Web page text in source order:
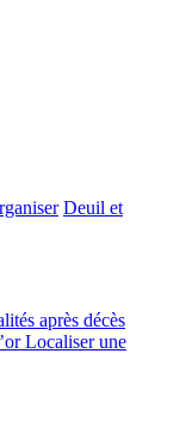
Deuil et
après décès
Localiser une